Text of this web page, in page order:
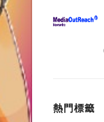
熱門標籤